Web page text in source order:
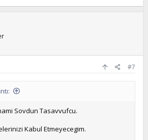
#7
Sovdun Tasavvufcu.
Kabul Etmeyecegim.